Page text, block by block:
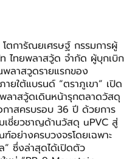
ตการัณยเศรษฐ์ กรรมการผู้
ไทยพลาสวู้ด จำกัด ผู้บุกเบิก
ลาสวูดรายแรกของ
ายใต้แบรนด์ “ตราภูเขา” เปิด
พลาสวู้ดเดินหน้ารุกตลาดวัสดุ
กาสครบรอบ 36 ปี ด้วยการ
ชี่ยวชาญด้านวัสดุ uPVC สู่
ย่างครบวงจรโดยเฉพาะ
” ซึ่งล่าสุดได้เปิดตัว